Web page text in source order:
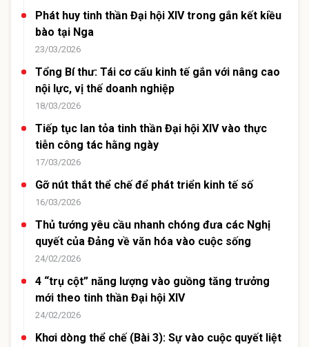
Phát huy tinh thần Đại hội XIV trong gắn kết kiều
bào tại Nga
23/03/2026
Tổng Bí thư: Tái cơ cấu kinh tế gắn với nâng cao
nội lực, vị thế doanh nghiệp
18/03/2026
Tiếp tục lan tỏa tinh thần Đại hội XIV vào thực
tiễn công tác hằng ngày
17/03/2026
Gỡ nút thắt thể chế để phát triển kinh tế số
16/03/2026
Thủ tướng yêu cầu nhanh chóng đưa các Nghị
quyết của Đảng về văn hóa vào cuộc sống
24/02/2026
4 “trụ cột” năng lượng vào guồng tăng trưởng
mới theo tinh thần Đại hội XIV
24/02/2026
Khơi dòng thể chế (Bài 3): Sự vào cuộc quyết liệt